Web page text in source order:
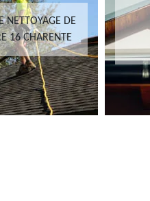
NETTOYAGE DE
16 CHARENTE